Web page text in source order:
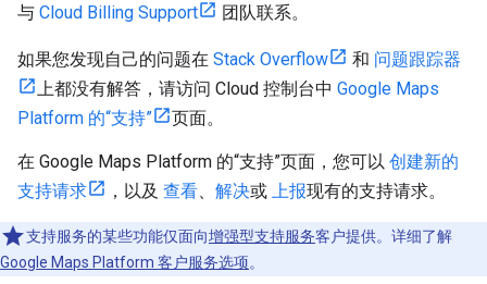
与 Cloud Billing Support 团队联系。
如果您发现自己的问题在 Stack Overflow 和 问题跟踪器
上都没有解答，请访问 Cloud 控制台中 Google Maps
Platform 的“支持”
页面。
在 Google Maps Platform 的“支持”页面，您可以 创建新的
支持请求
，以及 查看 解决或 上报现有的支持请求。
支持服务的某些功能仅面向增强型支持服务客户提供。详细了解
Google Maps Platform 客户服务选项。